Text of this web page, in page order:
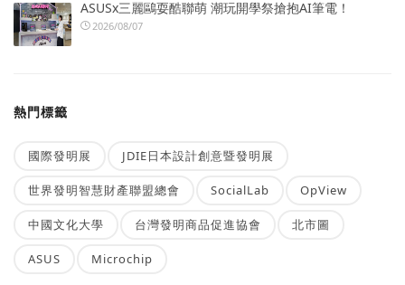
ASUSx三麗鷗耍酷聯萌 潮玩開學祭搶抱AI筆電！
2026/08/07
熱門標籤
國際發明展 JDIE日本設計創意暨發明展
世界發明智慧財產聯盟總會 SocialLab OpView
中國文化大學 台灣發明商品促進協會 北市圖
ASUS Microchip